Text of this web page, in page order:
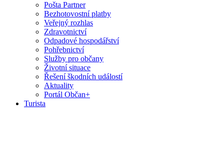
Pošta Partner
Bezhotovostní platby
Veřejný rozhlas
Zdravotnictví
Odpadové hospodářství
Pohřebnictví
Služby pro občany
Životní situace
Řešení škodních událostí
Aktuality
Portál Občan+
Turista